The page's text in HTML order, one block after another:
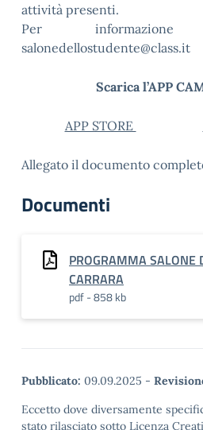
attività presenti.
Per
salonedellostudente@class.it
Scarica l’APP
APP STORE
Allegato il documento
Documenti
PROGRAMMA SALONE
CARRARA
pdf - 858 kb
Pubblicato: 09.09.2025 -
Eccetto dove diversamente
stato rilasciato sotto Licenza